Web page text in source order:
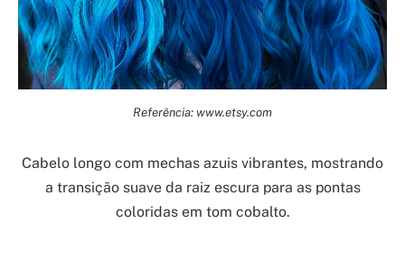
Referência: www.etsy.com
Cabelo longo com mechas azuis vibrantes, mostrando
a transição suave da raiz escura para as pontas
coloridas em tom cobalto.